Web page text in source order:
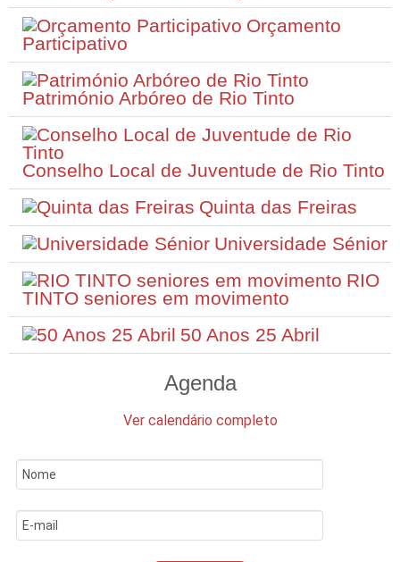
Orçamento
Participativo
Património Arbóreo de Rio Tinto
Conselho Local de Juventude de Rio Tinto
Quinta das Freiras
Universidade Sénior
RIO
TINTO seniores em movimento
50 Anos 25 Abril
Agenda
Ver calendário completo